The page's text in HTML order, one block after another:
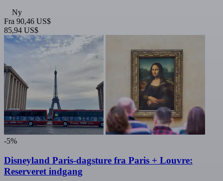
Ny
Fra 90,46 US$
85,94 US$
-5%
Disneyland Paris-dagsture fra Paris + Louvre:
Reserveret indgang